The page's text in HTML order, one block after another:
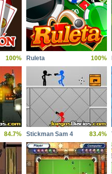
100% Ruleta 100%
84.7% Stickman Sam 4 83.4%